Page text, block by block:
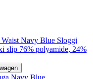
Navy Blue Sloggi
slip 76% polyamide, 24%